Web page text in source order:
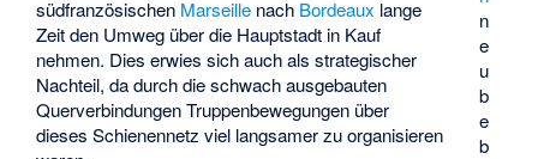
n
e
u
b
e
b
südfranzösischen Marseille nach Bordeaux lange
Zeit den Umweg über die Hauptstadt in Kauf
nehmen. Dies erwies sich auch als strategischer
Nachteil, da durch die schwach ausgebauten
Querverbindungen Truppenbewegungen über
dieses Schienennetz viel langsamer zu organisieren